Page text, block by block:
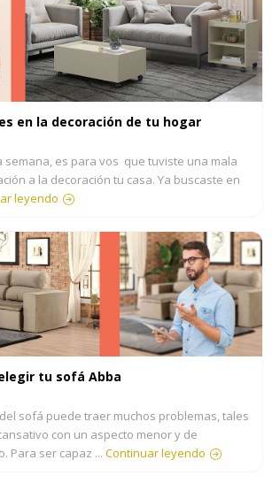
en la decoración de tu hogar
semana, es para vos que tuviste una mala
a la decoración tu casa. Ya buscaste en
leyendo
tu sofá Abba
sofá puede traer muchos problemas, tales
con un aspecto menor y de
Para ser capaz ... Continuar leyendo